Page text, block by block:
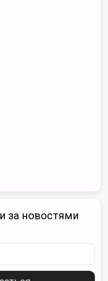
за новостями